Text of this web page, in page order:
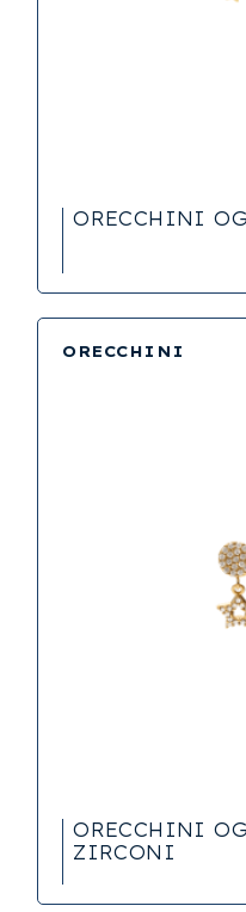
ORECCHINI
ORECCHINI
ORECCHINI
ZIRCONI